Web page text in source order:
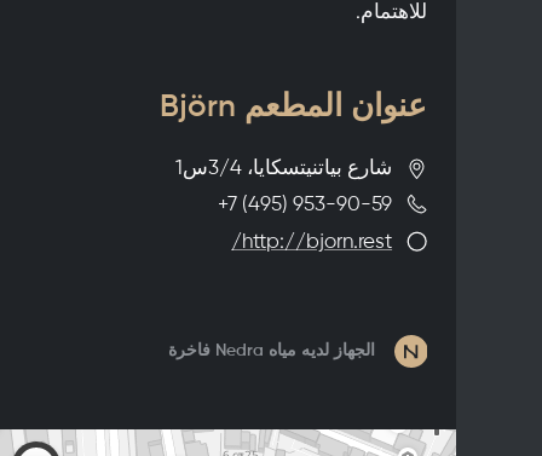
للاهتمام.
عنوان المطعم Björn
شارع بياتنيتسكايا، 3/4س1
+7 (495) 953-90-59
http://bjorn.rest/
الجهاز لديه مياه Nedra فاخرة